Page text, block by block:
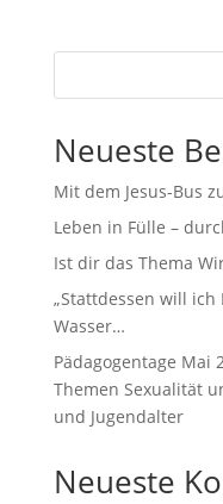
Neueste
Mit dem Jesus-Bus
Leben in Fülle –
Ist dir das Thema
„Stattdessen will ich
Wasser…
Pädagogentage Mai
Themen Sexualität
und Jugendalter
Neueste